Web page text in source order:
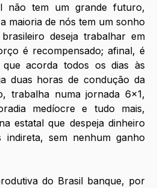
não tem um grande futuro,
maioria de nós tem um sonho
deseja trabalhar em
é recompensado; afinal, é
acorda todos os dias às
duas horas de condução da
trabalha numa jornada 6x1,
medíocre e tudo mais,
estatal que despeja dinheiro
sem nenhum ganho
do Brasil banque, por